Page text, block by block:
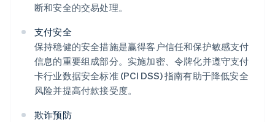
断和安全的交易处理。
支付安全
保持稳健的安全措施是赢得客户信任和保护敏感支付
信息的重要组成部分。实施加密、令牌化并遵守支付
卡行业数据安全标准 (PCI DSS) 指南有助于降低安全
风险并提高付款接受度。
欺诈预防